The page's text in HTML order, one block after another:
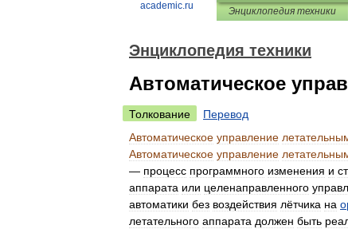
academic.ru Энциклопедия техники
Энциклопедия техники
Автоматическое
Толкование
Перевод
Автоматическое управление
Автоматическое управление
— процесс программного изменения и
аппарата или целенаправленного
автоматики без воздействия лётчика на
летательного аппарата должен быть